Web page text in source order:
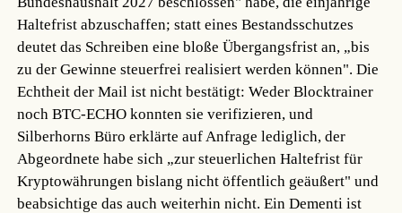
Haltefrist abzuschaffen; statt eines Bestandsschutzes
deutet das Schreiben eine bloße Übergangsfrist an, „bis
zu der Gewinne steuerfrei realisiert werden können". Die
Echtheit der Mail ist nicht bestätigt: Weder Blocktrainer
noch BTC-ECHO konnten sie verifizieren, und
Silberhorns Büro erklärte auf Anfrage lediglich, der
Abgeordnete habe sich „zur steuerlichen Haltefrist für
Kryptowährungen bislang nicht öffentlich geäußert" und
beabsichtige das auch weiterhin nicht. Ein Dementi ist